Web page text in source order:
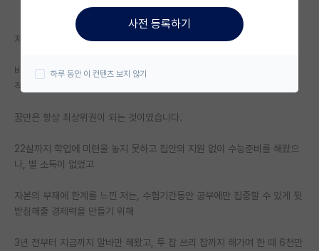
미국 대학원 합격 후기 게시판
대학원생 모집 게시판
연구실(PI) 홍보 게시판
석박사 채용 정보 게시판
임용 정보 게시판
취업 게시판
임용 후기 게시판
저는 현재 아르바이트로 생계를 유지중인 99년생 고졸입니다.
비록 가난한 집안에서 고아원 수준의 지원을 받으며 성장했고, 현역 수능성
적도 시궁창이였지만,
꿈만은 항상 최상위권이 되는 것이였습니다.
22살까지 학업에 미련을 놓지 못하고 집안의 지원 없이 수능준비를 해왔으
나, 별 소득이 없었고
자본의 부재에 한계를 느낀 저는, 수험기간동안 공부에만 집중할 수 있게 뒷
받침해줄 경제력을 만들기 위해
3년 전부터 지금까지 알바만 해왔고, 투 잡 쓰리 잡까지 해가며 한 때 6천만
사전 등록하기
하루 동안 이 컨텐츠 보지 않기